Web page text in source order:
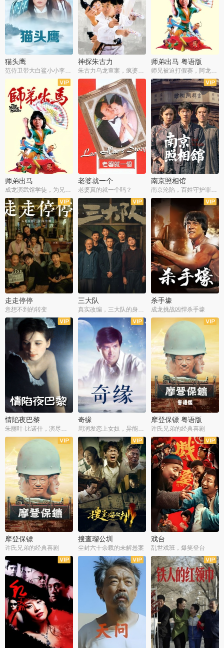
猫头鹰
范侍卫带大白鲨小小李破案寻妃
神探朱古力
朱古力乌龙查案，疯婆子神助攻
师弟出马 粤语版
师兄被迫打假赛，阿龙追查斗黑帮
师弟出马
成龙演武馆学徒，为兄搏命战黑道
老婆就一个
老婆真的就一个吗？
南京照相馆
南京沦陷，百姓守护罪证底片
走走停停
意想不到的转变
三大队 杀手壕
成龙挑战凶悍杀手壕
情陷夜巴黎
朱丽叶·比诺什，演尽失爱之痛
奇缘
周润发恋上女奴，异能护体战邪派
摩登保镖 粤语版
许氏兄弟的经典喜剧
摩登保镖
许氏兄弟的经典喜剧
搜查瑠公圳
尘封六十余载的未解悬案
戏台
乱世戏班，爆笑登台